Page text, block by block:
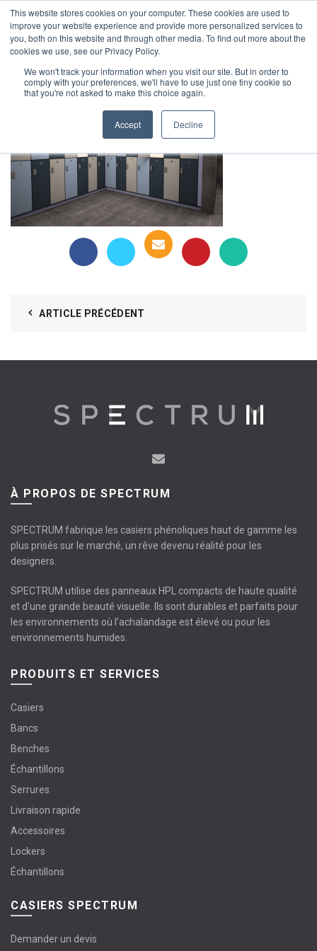
This website stores cookies on your computer. These cookies are used to
improve your website experience and provide more personalized services to
you, both on this website and through other media. To find out more about the
cookies we use, see our Privacy Policy.
We won't track your information when you visit our site. But in order to
comply with your preferences, we'll have to use just one tiny cookie so
that you're not asked to make this choice again.
Accept Decline
1-855-444-0588
2_2
ARTICLE PRÉCÉDENT
À PROPOS DE SPECTRUM
SPECTRUM fabrique les casiers phénoliques haut de gamme les
plus prisés sur le marché, un rêve devenu réalité pour les
designers.
SPECTRUM utilise des panneaux HPL compacts de haute qualité
et d'une grande beauté visuelle. Ils sont durables et parfaits pour
les environnements où l’achalandage est élevé ou pour les
environnements humides.
PRODUITS ET SERVICES
Casiers
Bancs
Benches
Échantillons
Serrures
Livraison rapide
Accessoires
Lockers
Échantillons
CASIERS SPECTRUM
Demander un devis